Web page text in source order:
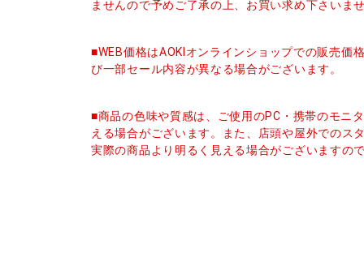
ませんので予めご了承の上、お買い求め下さいま
■WEB価格はAOKIオンラインショップでの販売価
び一部セール内容が異なる場合がございます。
■商品の色味や質感は、ご使用のPC・携帯のモニ
える場合がございます。また、店頭や屋外でのス
実際の商品より明るく見える場合がございますの